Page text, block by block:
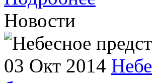
Новости
03 Окт 2014